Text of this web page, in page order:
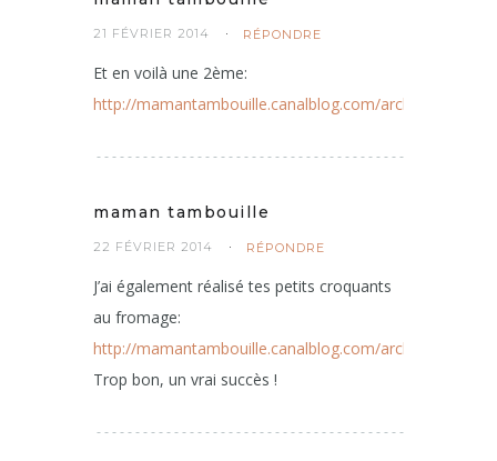
21 FÉVRIER 2014 RÉPONDRE
Et en voilà une 2ème:
http://mamantambouille.canalblog.com/archives/2014/
maman tambouille
22 FÉVRIER 2014 RÉPONDRE
J’ai également réalisé tes petits croquants
au fromage:
http://mamantambouille.canalblog.com/archives/2014/
Trop bon, un vrai succès !